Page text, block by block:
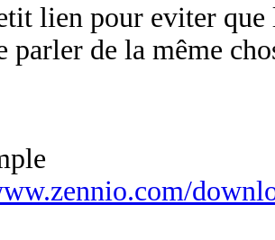
lien pour eviter que
parler de la même